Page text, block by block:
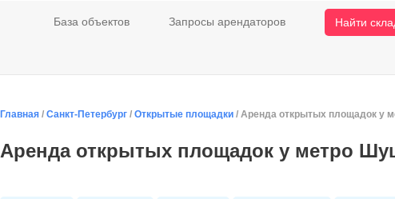
База объектов Запросы арендаторов Найти
Главная / Санкт-Петербург / Открытые площадки / Аренда открытых площадок у
Аренда открытых площадок у метро